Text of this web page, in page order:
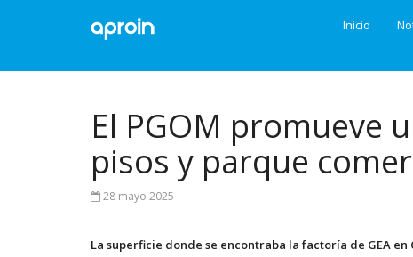
Inicio
El PGOM promueve
pisos y parque
28 mayo 2025
La superficie donde se encontraba la factoría de GEA